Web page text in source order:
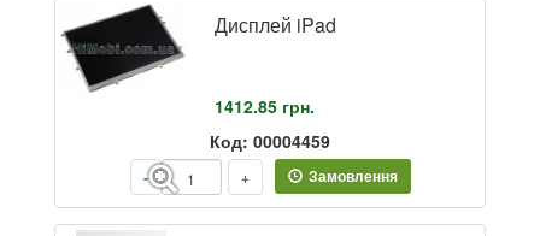
Дисплей iPad
1412.85 грн.
Код: 00004459
- + Замовлення